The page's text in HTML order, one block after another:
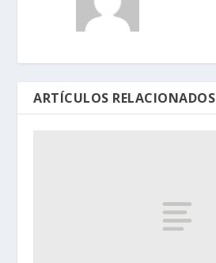
ARTÍCULOS RELACIONADOS